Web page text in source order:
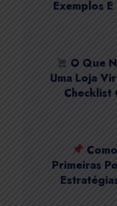
Exemplos
O Que
Uma Loja
Primeiras